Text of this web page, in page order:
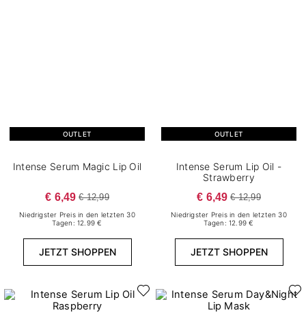
OUTLET
Intense Serum Magic Lip Oil
€ 6,49 € 12,99
Niedrigster Preis in den letzten 30
Tagen: 12.99 €
JETZT SHOPPEN
OUTLET
Intense Serum Lip Oil -
Strawberry
€ 6,49 € 12,99
Niedrigster Preis in den letzten 30
Tagen: 12.99 €
JETZT SHOPPEN